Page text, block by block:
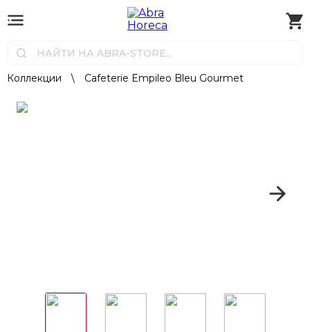
Коллекции \ Cafeterie Empileo Bleu Gourmet